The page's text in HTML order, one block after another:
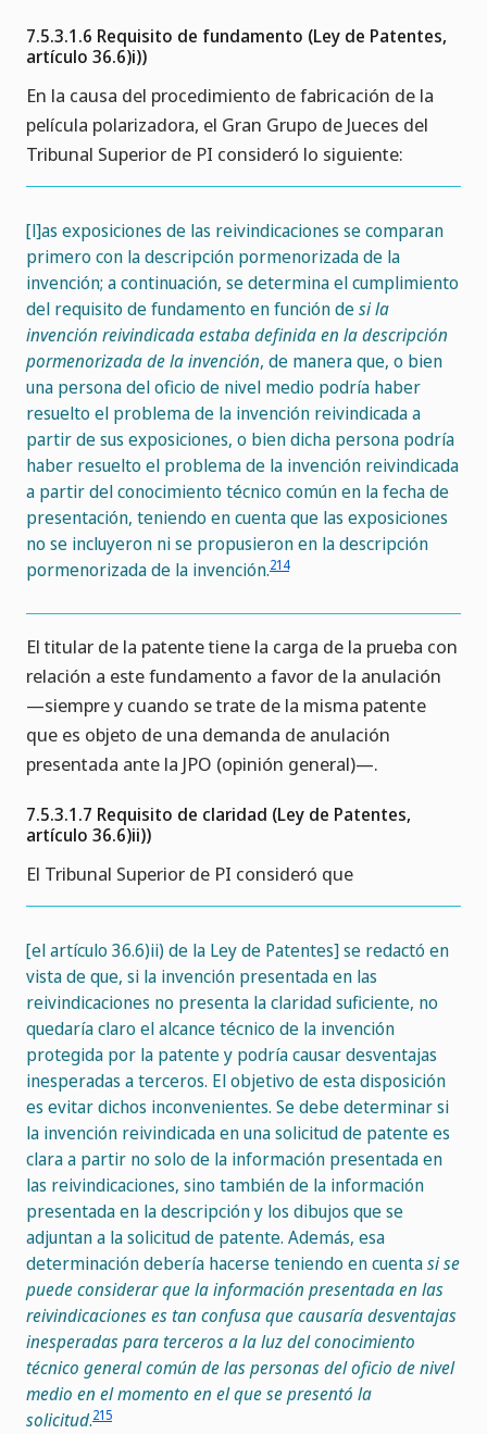
7.5.3.1.6 Requisito de fundamento (Ley de Patentes,
artículo 36.6)i))
En la causa del procedimiento de fabricación de la
película polarizadora, el Gran Grupo de Jueces del
Tribunal Superior de PI consideró lo siguiente:
[l]as exposiciones de las reivindicaciones se comparan
primero con la descripción pormenorizada de la
invención; a continuación, se determina el cumplimiento
del requisito de fundamento en función desi la
invención reivindicada estaba definida en la descripción
pormenorizada de la invención, de manera que, o bien
una persona del oficio de nivel medio podría haber
resuelto el problema de la invención reivindicada a
partir de sus exposiciones, o bien dicha persona podría
haber resuelto el problema de la invención reivindicada
a partir del conocimiento técnico común en la fecha de
presentación, teniendo en cuenta que las exposiciones
no se incluyeron ni se propusieron en la descripción
pormenorizada de la invención.214
El titular de la patente tiene la carga de la prueba con
relación a este fundamento a favor de la anulación
—siempre y cuando se trate de la misma patente
que es objeto de una demanda de anulación
presentada ante la JPO (opinión general)—.
7.5.3.1.7 Requisito de claridad (Ley de Patentes,
artículo 36.6)ii))
El Tribunal Superior de PI consideró que
[el artículo 36.6)ii) de la Ley de Patentes] se redactó en
vista de que, si la invención presentada en las
reivindicaciones no presenta la claridad suficiente, no
quedaría claro el alcance técnico de la invención
protegida por la patente y podría causar desventajas
inesperadas a terceros. El objetivo de esta disposición
es evitar dichos inconvenientes. Se debe determinar si
la invención reivindicada en una solicitud de patente es
clara a partir no solo de la información presentada en
las reivindicaciones, sino también de la información
presentada en la descripción y los dibujos que se
adjuntan a la solicitud de patente. Además, esa
determinación debería hacerse teniendo en cuentasi se
puede considerar que la información presentada en las
reivindicaciones es tan confusa que causaría desventajas
inesperadas para terceros a la luz del conocimiento
técnico general común de las personas del oficio de nivel
medio en el momento en el que se presentó la
solicitud.215